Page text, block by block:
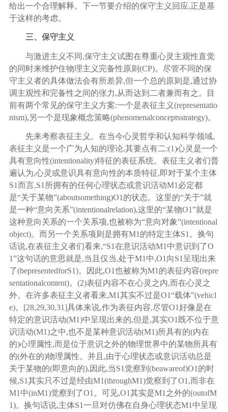
给出一个合理解释。下一节要介绍的保守主义回应,正是基
于这样的考虑。
三、保守主义
与激进主义不同 ,保守主义试图在尊重心灵主观性直觉
的同时来维护住物理主义完备性原则(CP)。尽管不同的保
守主义者的具体做法会有所差异,但一个总的原则是,通过协
调主观性和完备性之间的张力,从而达到二者兼而有之。目
前有两个常见的保守主义方案:一个是表征主义(representatio
nism),另一个是现象概念策略(phenomenalconceptsstrategy)。
先来考察表征主义。在当今心灵哲学和认知科学领域,
表征主义是一个广为人知的理论,其要点有二:(1)心灵是一个
具有意向性(intentionality)特征的表征系统。表征主义者们普
遍认为,心灵或意识具有意向性的本质特征,即对于某个主体
S1而言,S1所拥有的任何心理状态或意识活动M1必定都
是“关于某物”(aboutsomething)O1的状态。这里的“关于”就
是一种“意向关系”(intentionalrelation),这里的“某物O1”就是
这种意向关系的一个关系项,也被称为“意向对象”(intentional
object)。而另一个关系项则是拥有M1的特定主体S1。换句
话说,在表征主义者们看来,“S1在意识活动M1中意识到了O
1”这句话的意思就是,当且仅当,处于M1中,O1向S1呈现出来
了(bepresentedforS1)。因此,O1也被称为M1的表征内容(repre
sentationalcontent)。(2)表征内容不在心灵之内,而在心灵之
外。在许多表征主义者看来,M1其实不过是O1“载体”(vehicl
e)。 [28,29,30,31]具体来说,作为表征内容,尽管O1好像是在
特定的意识活动(M1)中呈现出来的,但是,其实O1既不位于意
识活动(M1)之中,也不是某种意识活动(M1)所具有的(内在
的)心理属性,而是位于意识之外的物理世界中的某物所具有
的(外在的)物理属性。并且,由于心理状态或意识活动总是
关于某物的(即意向的),因此,当S1觉察到(beawareof)O1的时
候,S1其实只不过是经由M1(throughM1)觉察到了O1,而非在
M1中(inM1)觉察到了O1。可见,O1其实是M1之外的(outofM
1)。换句话说,主体S1一旦对仿佛在自身心理状态M1中呈现